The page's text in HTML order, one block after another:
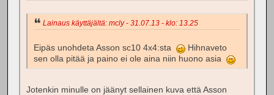
Lainaus käyttäjältä: mcly - 31.07.13 - klo: 13.25
Eipäs unohdeta Asson sc10 4x4:sta
Hihnaveto
sen olla pitää ja paino ei ole aina niin huono asia
Jotenkin minulle on jäänyt sellainen kuva että Asson